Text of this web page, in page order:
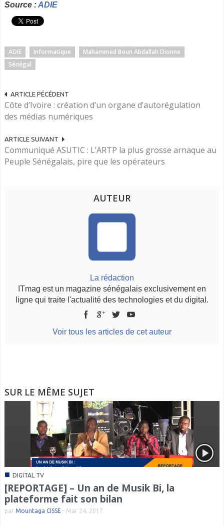
Source :ADIE
ADIE Informatique
Mahammed Boun Abdallah Dionne
Sénégal
ARTICLE PÉCÉDENT
Côte d’Ivoire : création d’un organe d’autorégulation
des médias numériques
ARTICLE SUIVANT
Communiqué ASUTIC : L’ARTP la plus grosse arnaque au
Peuple Sénégalais, pire que les opérateurs
AUTEUR
La rédaction
ITmag est un magazine sénégalais exclusivement en
ligne qui traite l'actualité des technologies et du digital.
Voir tous les articles de cet auteur
SUR LE MÊME SUJET
■ DIGITAL TV
[REPORTAGE] – Un an de Musik Bi, la
plateforme fait son bilan
par Mountaga CISSE - Mar 24, 2017